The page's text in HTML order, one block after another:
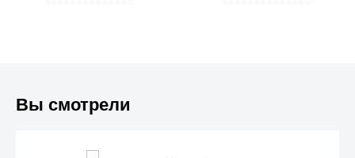
Вы смотрели